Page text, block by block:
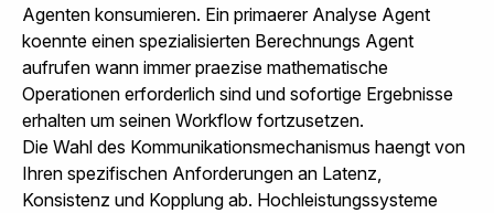
Agenten konsumieren. Ein primaerer Analyse Agent
koennte einen spezialisierten Berechnungs Agent
aufrufen wann immer praezise mathematische
Operationen erforderlich sind und sofortige Ergebnisse
erhalten um seinen Workflow fortzusetzen.
Die Wahl des Kommunikationsmechanismus haengt von
Ihren spezifischen Anforderungen an Latenz,
Konsistenz und Kopplung ab. Hochleistungssysteme